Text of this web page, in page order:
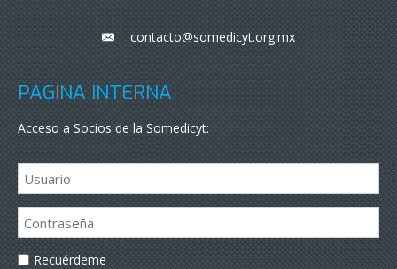
___contacto@somedicyt.org.mx
PÁGINA INTERNA
Acceso a Socios de la Somedicyt:
Recuérdeme